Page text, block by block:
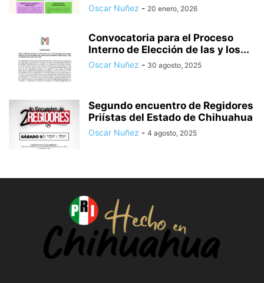
Oscar Nuñez - 20 enero, 2026
Convocatoria para el Proceso
Interno de Elección de las y los...
Oscar Nuñez - 30 agosto, 2025
Segundo encuentro de Regidores
Priístas del Estado de Chihuahua
Oscar Nuñez - 4 agosto, 2025